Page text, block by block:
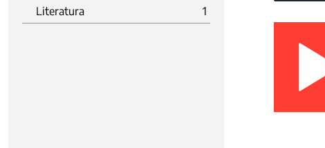
Literatura
1